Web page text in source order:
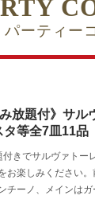
パーティー
放題付》サ
タ等全7皿11品
きでサルヴァトー
お楽しみください
チーノ、メインは